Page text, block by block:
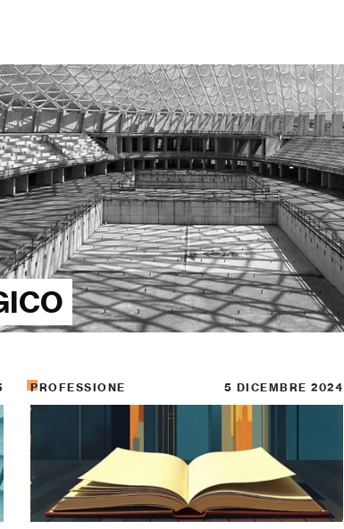
PROFESSIONE 5 DICEMBRE 2024